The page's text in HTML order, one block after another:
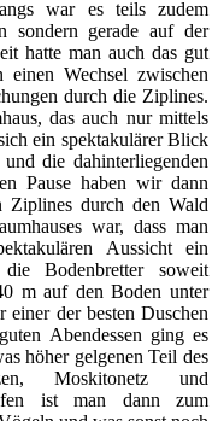
war es teils zudem
sondern gerade auf der
hatte man auch das gut
Wechsel zwischen
durch die Ziplines.
das auch nur mittels
ein spektakulärer Blick
die dahinterliegenden
Pause haben wir dann
Ziplines durch den Wald
war, dass man
Aussicht ein
Bodenbretter soweit
m auf den Boden unter
der besten Duschen
Abendessen ging es
höher gelgenen Teil des
Moskitonetz und
ist man dann zum